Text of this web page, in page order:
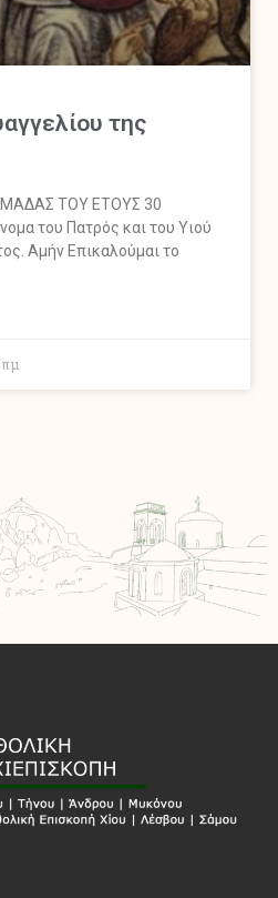
της
ΤΟΥ ΕΤΟΥΣ 30
του Πατρός και του Υιού
Αμήν Επικαλούμαι το
πμ